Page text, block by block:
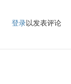
登录以发表评论